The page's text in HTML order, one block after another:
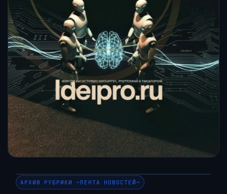
АРХИВ РУБРИКИ ~ЛЕНТА НОВОСТЕЙ~